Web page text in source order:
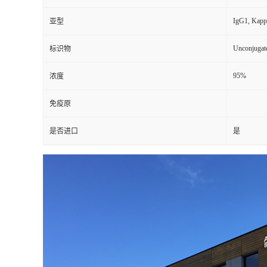
亚型 IgG1,
标识物
浓度 95%
免疫原
是否进口 是